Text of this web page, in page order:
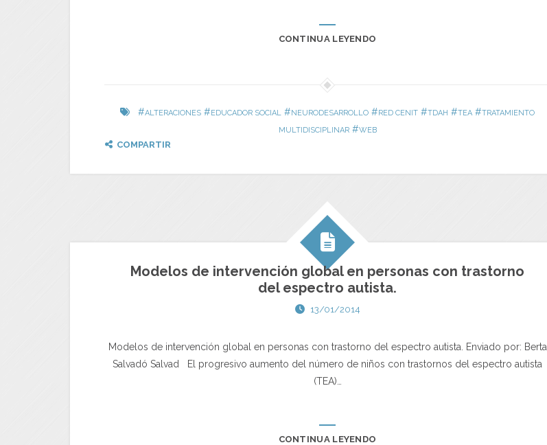
CONTINUA LEYENDO
#ALTERACIONES #EDUCADOR SOCIAL #NEURODESARROLLO #RED CENIT #TDAH #TEA #TRATAMIENTO
MULTIDISCIPLINAR#WEB
COMPARTIR
Modelos de intervención global en personas con trastorno
del espectro autista.
13/01/2014
Modelos de intervención global en personas con trastorno del espectro autista. Enviado por: Berta
Salvadó Salvad El progresivo aumento del número de niños con trastornos del espectro autista
(TEA)…
CONTINUA LEYENDO